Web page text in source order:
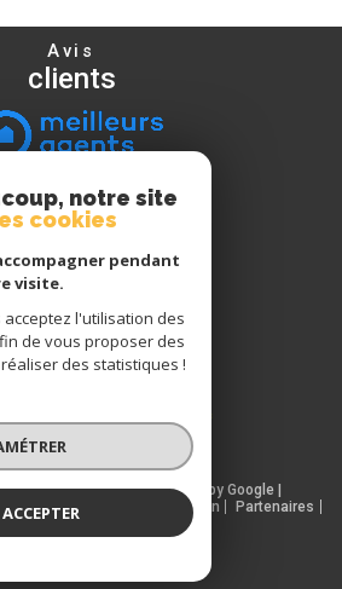
Avis
clients
Nous
suivre
Nous
adhérons
| Traduction powered by Google |
site Mentions légales Admin
Partenaires
RGPD
notre site
cookies
pendant
visite.
l'utilisation des
de vous proposer des
des statistiques !